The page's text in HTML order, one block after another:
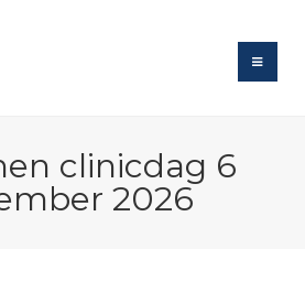
clinicdag 6
2026